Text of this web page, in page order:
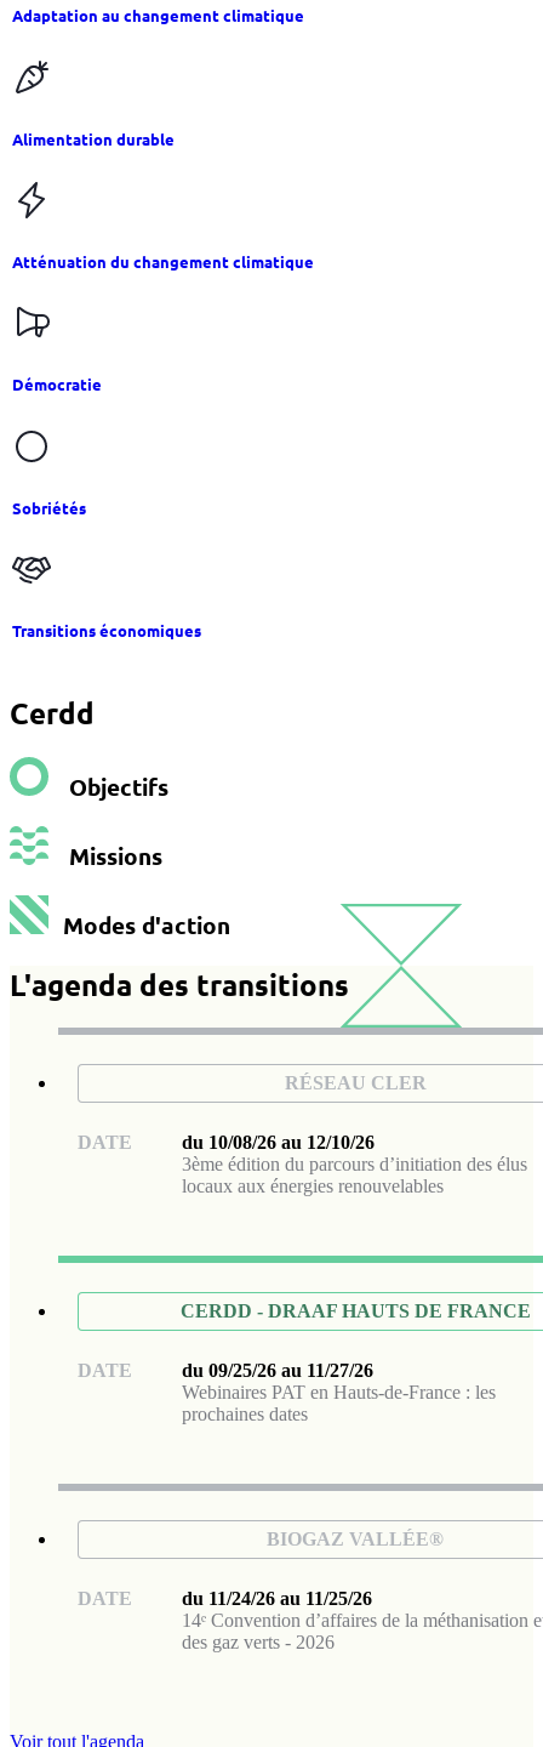
Adaptation au changement climatique
Alimentation durable
Atténuation du changement climatique
Démocratie
Sobriétés
Transitions économiques
Cerdd
Objectifs
Missions
Modes d'action
L'agenda des transitions
RÉSEAU CLER
DATE
du 10/08/26 au 12/10/26
3ème édition du parcours d’initiation des élus
locaux aux énergies renouvelables
CERDD - DRAAF HAUTS DE FRANCE
DATE
du 09/25/26 au 11/27/26
Webinaires PAT en Hauts-de-France : les
prochaines dates
BIOGAZ VALLÉE®
DATE
du 11/24/26 au 11/25/26
14ᵉ Convention d’affaires de la méthanisation
des gaz verts - 2026
Voir tout l'agenda